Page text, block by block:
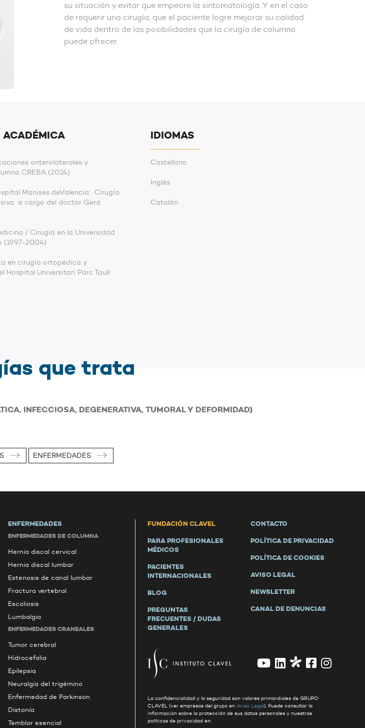
su situación y evitar que empeore la sintomatología. Y en el caso
de requerir una cirugía, que el paciente logre mejorar su calidad
de vida dentro de las posibilidades que la cirugía de columna
puede ofrecer.
ACADÉMICA
anterolaterales y
CREBA (2024)
Manises deValencia: Cirugía
a cargo del doctor Gerd
/ Cirugía en la Universidad
(1997-2004)
en cirugía ortopédica y
Hospital Universitari Parc Taulí
IDIOMAS
Castellano
Inglés
Catalán
que trata
INFECCIOSA, DEGENERATIVA, TUMORAL Y DEFORMIDAD)
ENFERMEDADES
ENFERMEDADES
ENFERMEDADES DE COLUMNA
Hernia discal cervical
Hernia discal lumbar
Estenosis de canal lumbar
Fractura vertebral
Escoliosis
Lumbalgia
ENFERMEDADES CRANEALES
Tumor cerebral
Hidrocefalia
Epilepsia
Neuralgia del trigémino
Enfermedad de Parkinson
Distonía
Temblor esencial
FUNDACIÓN CLAVEL
PARA PROFESIONALES
MÉDICOS
PACIENTES
INTERNACIONALES
BLOG
PREGUNTAS
FRECUENTES / DUDAS
GENERALES
CONTACTO
POLÍTICA DE PRIVACIDAD
POLÍTICA DE COOKIES
AVISO LEGAL
NEWSLETTER
CANAL DE DENUNCIAS
La confidencialidad y la seguridad son valores primordiales de GRUPO
CLAVEL (ver empresas del grupo enAviso Legal). Puede consultar la
información sobre la protección de sus datos personales y nuestras
políticas de privacidad en: